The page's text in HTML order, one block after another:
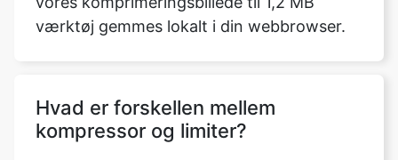
Hvad er forskellen mellem
Kun kompressionsforholdet er forskelligt
mellem en kompressor og en begrænser.
En begrænser er en enhed, der begrænser